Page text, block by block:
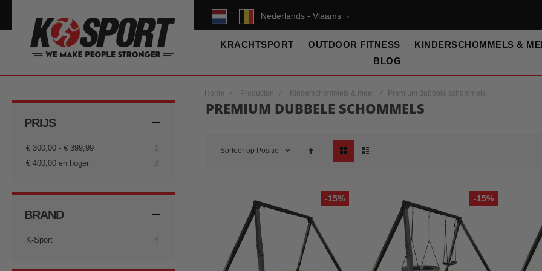
- Nederlands - Vlaams
KRACHTSPORT OUTDOOR FITNESS
KINDERSCHOMMELS &
BLOG
Home Producten Kinderschommels & meer Premium dubbele schommels
PREMIUM DUBBELE SCHOMMELS
Sorteer op Positie
als
-15% -15%
PRIJS
€ 300,00 - € 399,99 1
€ 400,00 en hoger 3
BRAND
K-Sport 4